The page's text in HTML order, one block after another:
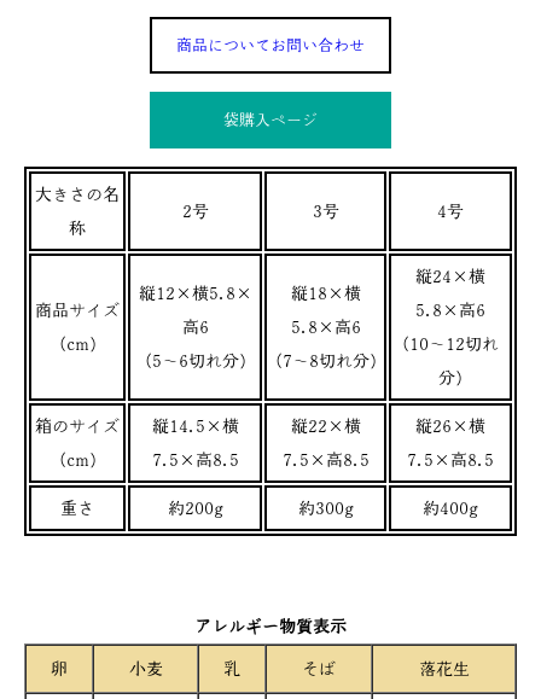
商品についてお問い合わせ
袋購入ぺージ
大きさの名
称
2号 3号 4号
商品サイズ
(cm)
縦12×横5.8×
高6
(5～6切れ分)
縦18×横
5.8×高6
(7～8切れ分)
縦24×横
5.8×高6
(10～12切れ
分)
箱のサイズ
(cm)
縦14.5×横
7.5×高8.5
縦22×横
7.5×高8.5
縦26×横
7.5×高8.5
重さ 約200g 約300g 約400g
アレルギー物質表示
卵 小麦 乳 そば 落花生